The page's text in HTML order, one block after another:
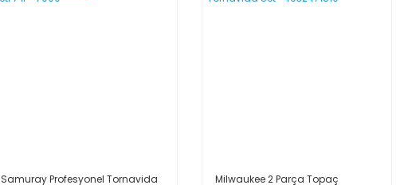
Samuray Profesyonel Tornavida
Milwaukee 2 Parça Topaç